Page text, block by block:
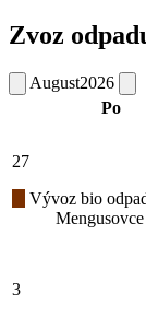
Zvoz
August2026
Po
27
Vývoz bio
3